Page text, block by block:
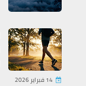
14 فبراير 2026